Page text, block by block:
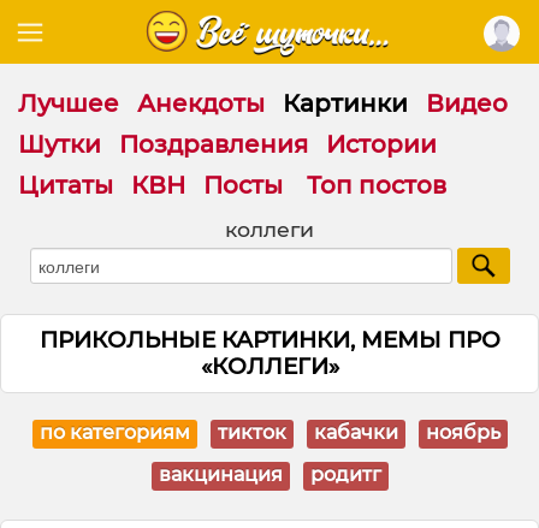
Лучшее Анекдоты Картинки
Видео
Шутки
Поздравления
Истории
Цитаты
КВН Посты Топ постов
коллеги
ПРИКОЛЬНЫЕ КАРТИНКИ, МЕМЫ ПРО
«КОЛЛЕГИ»
по категориям тикток кабачки
ноябрь
вакцинация
родитг